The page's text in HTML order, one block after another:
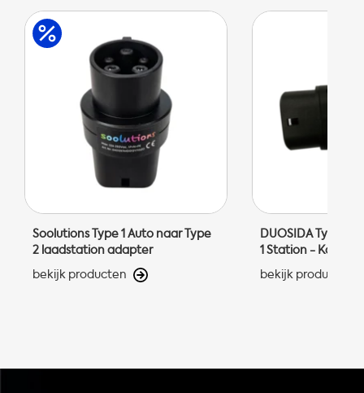
Soolutions Type 1 Auto naar Type
2 laadstation adapter
bekijk producten
DUOSIDA Type 2
1 Station -
bekijk producten